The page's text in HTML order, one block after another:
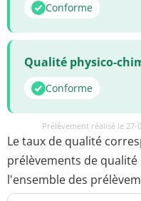
Conforme
Qualité physico-
Conforme
Prélèvement réalisé le 27-
Le taux de qualité
prélèvements de
l'ensemble des